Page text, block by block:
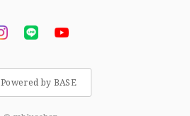
Powered by BASE